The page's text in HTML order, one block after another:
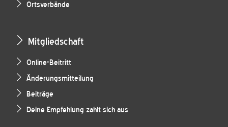
Ortsverbände
Mitgliedschaft
Online-Beitritt
Änderungsmitteilung
Beiträge
Deine Empfehlung zahlt sich aus